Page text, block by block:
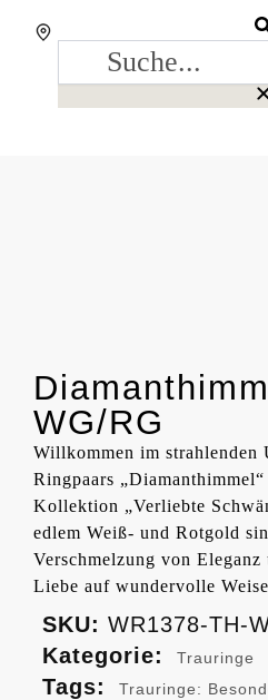
WG/RG
Willkommen im strahlenden
Ringpaars
Kollektion „Verliebte
edlem Weiß- und Rotgold
Verschmelzung von
Liebe auf wundervolle
SKU: WR1378-TH-
Kategorie:
Trauringe
Tags: Trauringe: